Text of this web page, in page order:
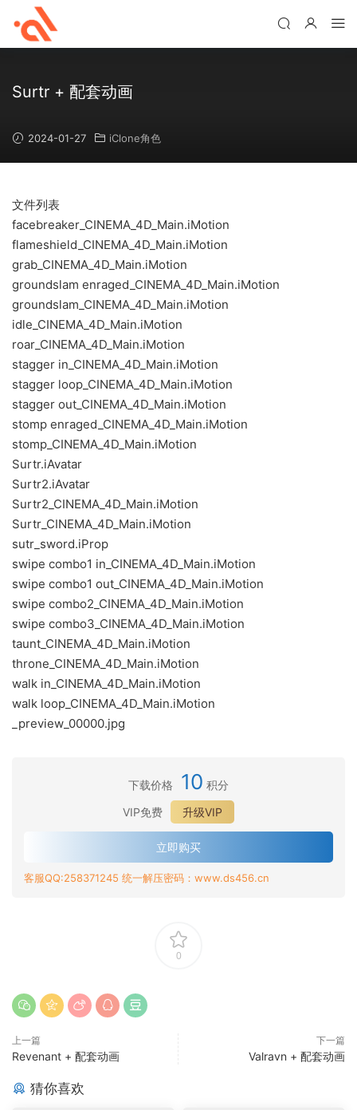
Surtr + 配套动画
2024-01-27 iClone角色
文件列表
facebreaker_CINEMA_4D_Main.iMotion
flameshield_CINEMA_4D_Main.iMotion
grab_CINEMA_4D_Main.iMotion
groundslam enraged_CINEMA_4D_Main.iMotion
groundslam_CINEMA_4D_Main.iMotion
idle_CINEMA_4D_Main.iMotion
roar_CINEMA_4D_Main.iMotion
stagger in_CINEMA_4D_Main.iMotion
stagger loop_CINEMA_4D_Main.iMotion
stagger out_CINEMA_4D_Main.iMotion
stomp enraged_CINEMA_4D_Main.iMotion
stomp_CINEMA_4D_Main.iMotion
Surtr.iAvatar
Surtr2.iAvatar
Surtr2_CINEMA_4D_Main.iMotion
Surtr_CINEMA_4D_Main.iMotion
sutr_sword.iProp
swipe combo1 in_CINEMA_4D_Main.iMotion
swipe combo1 out_CINEMA_4D_Main.iMotion
swipe combo2_CINEMA_4D_Main.iMotion
swipe combo3_CINEMA_4D_Main.iMotion
taunt_CINEMA_4D_Main.iMotion
throne_CINEMA_4D_Main.iMotion
walk in_CINEMA_4D_Main.iMotion
walk loop_CINEMA_4D_Main.iMotion
_preview_00000.jpg
下载价格 10 积分
VIP免费
升级VIP
立即购买
客服QQ:258371245 统一解压密码：www.ds456.cn
0
上一篇
Revenant + 配套动画
下一篇
Valravn + 配套动画
猜你喜欢